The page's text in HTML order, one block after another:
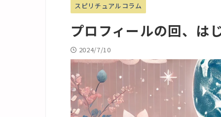
スピリチュアルコラム
プロフィールの回、は
2024/7/10